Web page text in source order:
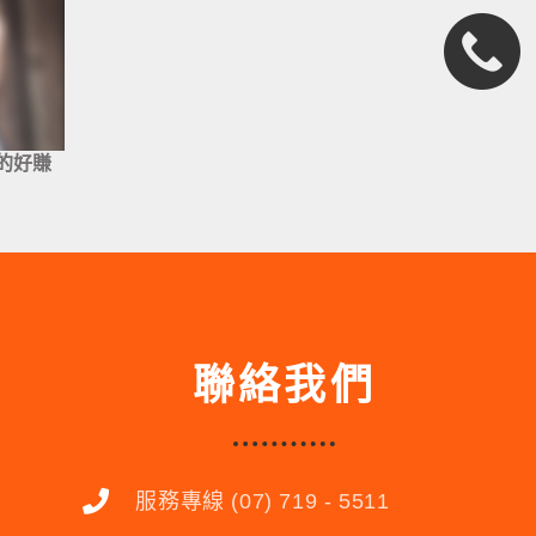
好賺
聯絡我們
服務專線 (07) 719 - 5511